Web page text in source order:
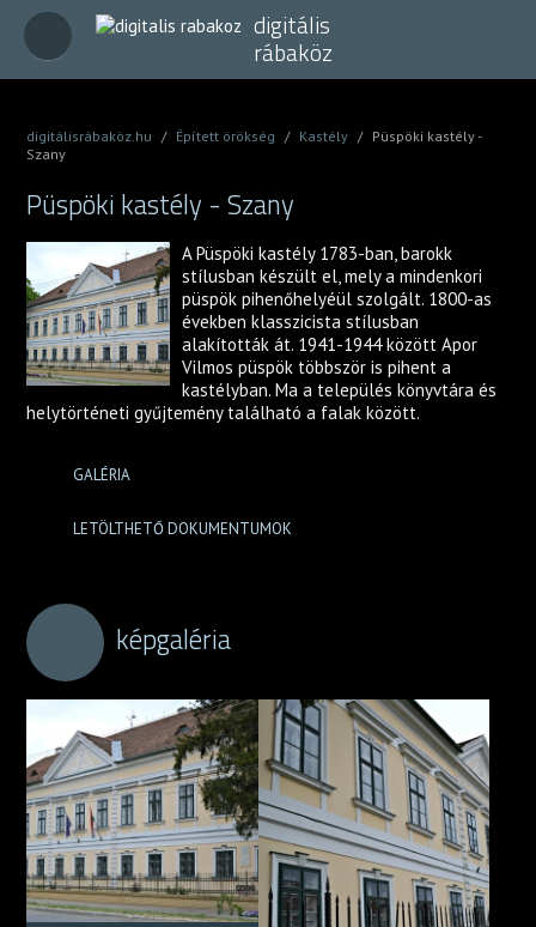
digitális
rábaköz
digitálisrábaköz.hu / Épített örökség / Kastély / Püspöki kastély -
Szany
Püspöki kastély - Szany
A Püspöki kastély 1783-ban, barokk
stílusban készült el, mely a mindenkori
püspök pihenőhelyéül szolgált. 1800-as
években klasszicista stílusban
alakították át. 1941-1944 között Apor
Vilmos püspök többször is pihent a
kastélyban. Ma a település könyvtára és
helytörténeti gyűjtemény található a falak között.
GALÉRIA
LETÖLTHETŐ DOKUMENTUMOK
képgaléria